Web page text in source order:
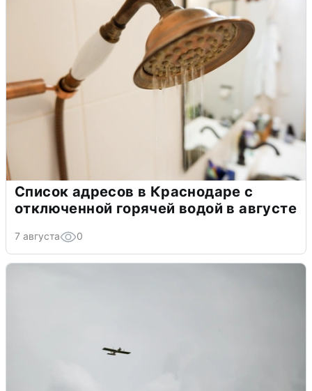
Список адресов в Краснодаре с
отключенной горячей водой в августе
7 августа 0